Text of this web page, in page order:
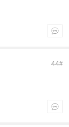
44#